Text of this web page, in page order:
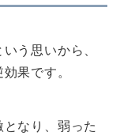
う思いから、
果です。
なり、弱った